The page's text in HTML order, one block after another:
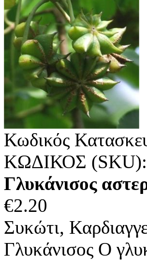
Κωδικός
ΚΩΔΙΚΟΣ (SKU):
Γλυκάνισος
€2.20
Συκώτι,
Γλυκάνισος Ο